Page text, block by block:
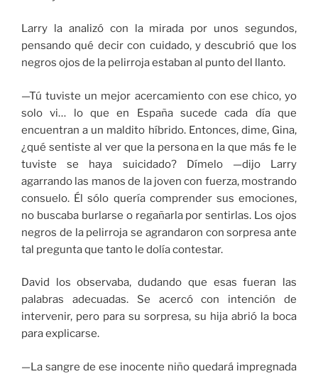
Larry la analizó con la mirada por unos segundos,
pensando qué decir con cuidado, y descubrió que los
negros ojos de la pelirroja estaban al punto del llanto.
—Tú tuviste un mejor acercamiento con ese chico, yo
solo vi… lo que en España sucede cada día que
encuentran a un maldito híbrido. Entonces, dime, Gina,
¿qué sentiste al ver que la persona en la que más fe le
tuviste se haya suicidado? Dímelo —dijo Larry
agarrando las manos de la joven con fuerza, mostrando
consuelo. Él sólo quería comprender sus emociones,
no buscaba burlarse o regañarla por sentirlas. Los ojos
negros de la pelirroja se agrandaron con sorpresa ante
tal pregunta que tanto le dolía contestar.
David los observaba, dudando que esas fueran las
palabras adecuadas. Se acercó con intención de
intervenir, pero para su sorpresa, su hija abrió la boca
para explicarse.
—La sangre de ese inocente niño quedará impregnada